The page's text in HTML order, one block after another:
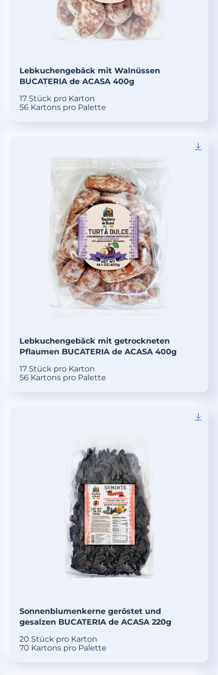
Lebkuchengebäck mit Walnüssen
BUCATERIA de ACASA 400g
17 Stück pro Karton
56 Kartons pro Palette
Lebkuchengebäck mit getrockneten
Pflaumen BUCATERIA de ACASA 400g
17 Stück pro Karton
56 Kartons pro Palette
Sonnenblumenkerne geröstet und
gesalzen BUCATERIA de ACASA 220g
20 Stück pro Karton
70 Kartons pro Palette